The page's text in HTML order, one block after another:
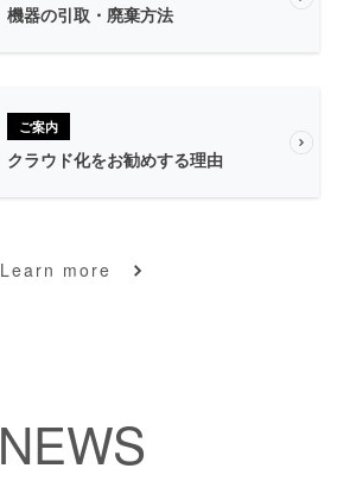
機器の引取・廃棄方法
ご案内
クラウド化をお勧めする理由
Learn more
NEWS